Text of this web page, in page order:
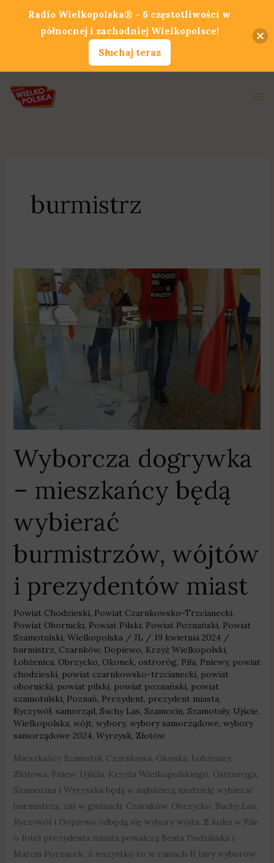
burmistrz
Wyborcza dogrywka
– mieszkańcy będą
wybierać
burmistrzów, wójtów
i prezydentów miast
Powiat Chodzieski, Powiat Czarnkowsko-Trzcianecki,
Powiat Obornicki, Powiat Pilski, Powiat Poznański, Powiat
Szamotulski, Wielkopolska/ JL / 19 kwietnia 2024 /
burmistrz, Czarnków, Dopiewo, Krzyż Wielkopolski,
Łobżenica, Obrzycko, Okonek, ostroróg, Piła, Pniewy, powiat
chodzieski, powiat czarnkowsko-trzcianecki, powiat
obornicki, powiat pilski, powiat poznański, powiat
szamotulski, Poznań, Prezydent, prezydent miasta,
Ryczywół, samorząd, Suchy Las, Szamocin, Szamotuły, Ujście,
Wielkopolska, wójt, wybory, wybory samorządowe, wybory
samorządowe 2024, Wyrzysk, Złotów
Mieszkańcy Szamotuł, Czarnkowa, Okonka, Łobżenicy,
Złotowa, Pniew, Ujścia, Krzyża Wielkopolskiego, Ostroroga,
Szamocina i Wyrzyska będą w najbliższą niedzielę wybierać
burmistrza, zaś w gminach: Czarnków, Obrzycko, Suchy Las,
Ryczywół i Dopiewo odbędą się wybory wójta. Z kolei w Pile
o fotel prezydenta miasta powalczą Beata Dudzińska i
Marcin Porzucek. A wszystko to w ramach II tury wyborów
Wyborcza
dogrywka
mieszkańcy
wybierać
burmistrzów,
wójtów
prezydentów
Radio Wielkopolska® - 6 częstotliwości w
północnej i zachodniej Wielkopolsce!
Słuchaj teraz